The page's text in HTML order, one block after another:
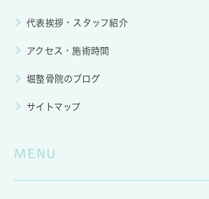
代表挨拶・スタッフ紹介
アクセス・施術時間
堀整骨院のブログ
サイトマップ
MENU